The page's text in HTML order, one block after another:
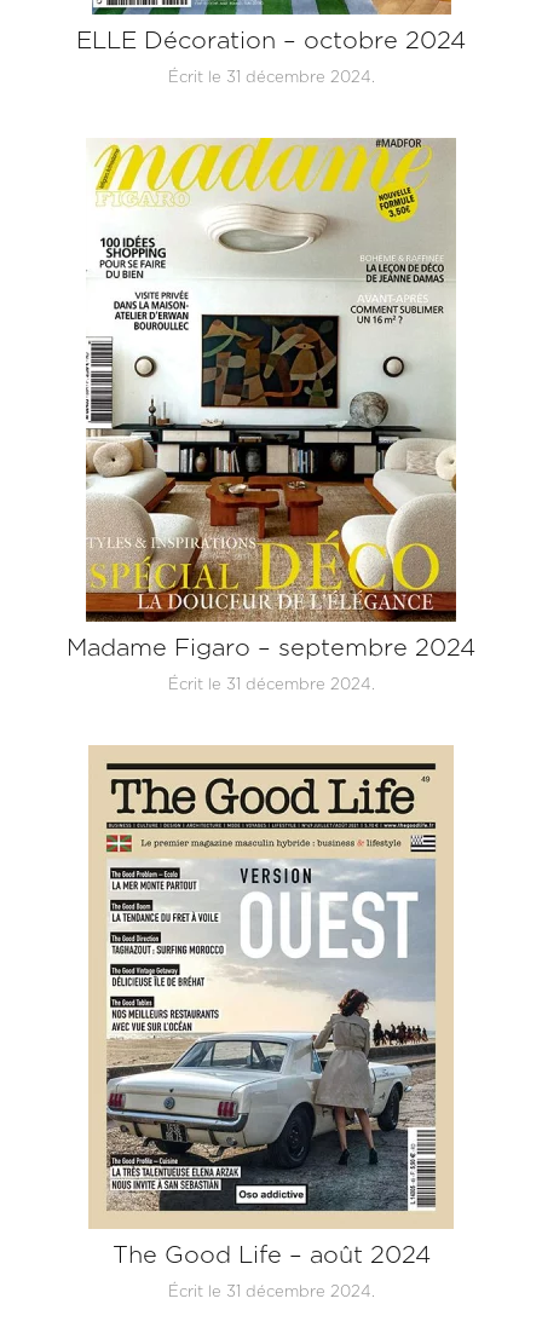
ELLE Décoration – octobre 2024
Écrit le 31 décembre 2024.
Madame Figaro – septembre 2024
Écrit le 31 décembre 2024.
The Good Life – août 2024
Écrit le 31 décembre 2024.